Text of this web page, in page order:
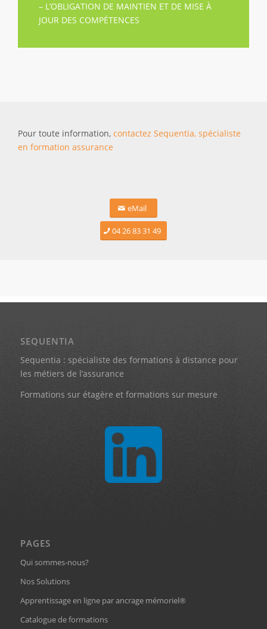
– L’OBLIGATION DE MAINTIEN ET DE MISE À
JOUR DES COMPÉTENCES
Pour toute information, contactez Sequentia, spécialiste
en formation assurance
eMail
04 26 83 31 49
SEQUENTIA
Sequentia : spécialiste des formations à distance pour
les métiers de l’assurance
Formations sur étagère et formations sur mesure
PAGES
Qui sommes-nous?
Nos Solutions
Apprentissage en ligne par ancrage mémoriel®
Catalogue de formations